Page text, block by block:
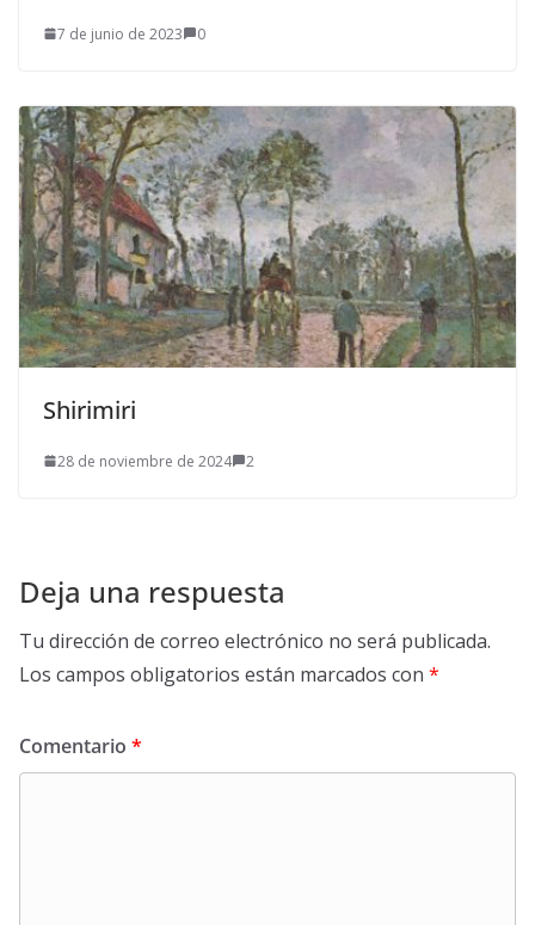
7 de junio de 2023 0
Shirimiri
28 de noviembre de 2024 2
Deja una respuesta
Tu dirección de correo electrónico no será publicada.
Los campos obligatorios están marcados con *
Comentario *